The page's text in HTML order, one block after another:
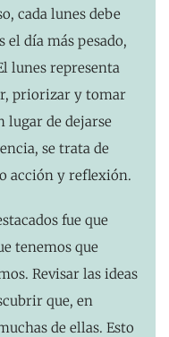
cada lunes debe
el día más pesado,
lunes representa
priorizar y tomar
lugar de dejarse
se trata de
acción y reflexión.
fue que
tenemos que
Revisar las ideas
que, en
de ellas. Esto